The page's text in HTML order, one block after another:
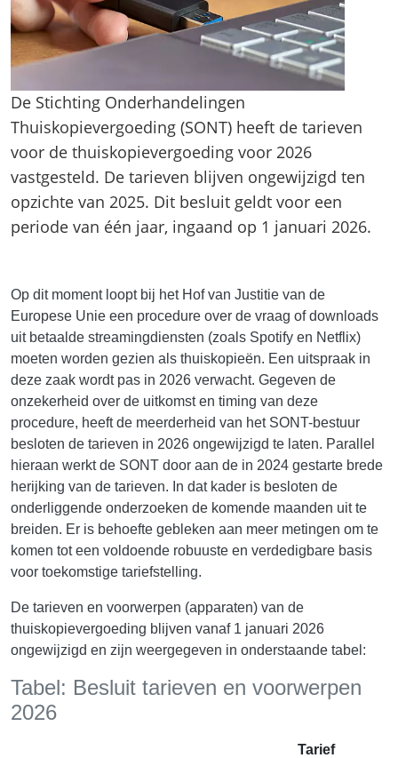
De Stichting Onderhandelingen
Thuiskopievergoeding (SONT) heeft de tarieven
voor de thuiskopievergoeding voor 2026
vastgesteld. De tarieven blijven ongewijzigd ten
opzichte van 2025. Dit besluit geldt voor een
periode van één jaar, ingaand op 1 januari 2026.
Op dit moment loopt bij het Hof van Justitie van de
Europese Unie een procedure over de vraag of downloads
uit betaalde streamingdiensten (zoals Spotify en Netflix)
moeten worden gezien als thuiskopieën. Een uitspraak in
deze zaak wordt pas in 2026 verwacht. Gegeven de
onzekerheid over de uitkomst en timing van deze
procedure, heeft de meerderheid van het SONT-bestuur
besloten de tarieven in 2026 ongewijzigd te laten. Parallel
hieraan werkt de SONT door aan de in 2024 gestarte brede
herijking van de tarieven. In dat kader is besloten de
onderliggende onderzoeken de komende maanden uit te
breiden. Er is behoefte gebleken aan meer metingen om te
komen tot een voldoende robuuste en verdedigbare basis
voor toekomstige tariefstelling.
De tarieven en voorwerpen (apparaten) van de
thuiskopievergoeding blijven vanaf 1 januari 2026
ongewijzigd en zijn weergegeven in onderstaande tabel:
Tabel: Besluit tarieven en voorwerpen
2026
Tarief